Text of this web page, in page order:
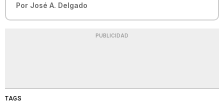
Por José A. Delgado
PUBLICIDAD
TAGS